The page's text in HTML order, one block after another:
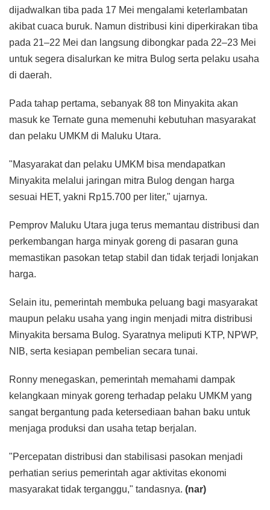
dijadwalkan tiba pada 17 Mei mengalami keterlambatan
akibat cuaca buruk. Namun distribusi kini diperkirakan tiba
pada 21–22 Mei dan langsung dibongkar pada 22–23 Mei
untuk segera disalurkan ke mitra Bulog serta pelaku usaha
di daerah.
Pada tahap pertama, sebanyak 88 ton Minyakita akan
masuk ke Ternate guna memenuhi kebutuhan masyarakat
dan pelaku UMKM di Maluku Utara.
"Masyarakat dan pelaku UMKM bisa mendapatkan
Minyakita melalui jaringan mitra Bulog dengan harga
sesuai HET, yakni Rp15.700 per liter," ujarnya.
Pemprov Maluku Utara juga terus memantau distribusi dan
perkembangan harga minyak goreng di pasaran guna
memastikan pasokan tetap stabil dan tidak terjadi lonjakan
harga.
Selain itu, pemerintah membuka peluang bagi masyarakat
maupun pelaku usaha yang ingin menjadi mitra distribusi
Minyakita bersama Bulog. Syaratnya meliputi KTP, NPWP,
NIB, serta kesiapan pembelian secara tunai.
Ronny menegaskan, pemerintah memahami dampak
kelangkaan minyak goreng terhadap pelaku UMKM yang
sangat bergantung pada ketersediaan bahan baku untuk
menjaga produksi dan usaha tetap berjalan.
"Percepatan distribusi dan stabilisasi pasokan menjadi
perhatian serius pemerintah agar aktivitas ekonomi
masyarakat tidak terganggu," tandasnya. (nar)